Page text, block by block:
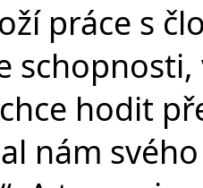
práce s
hodit
nám